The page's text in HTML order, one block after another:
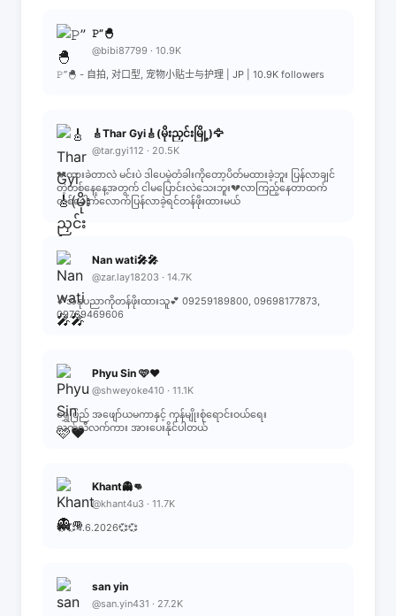
𝙿”🐣
@bibi87799 · 10.9K
𝙿”🐣 - 自拍, 对口型, 宠物小贴士与护理 | JP | 10.9K followers
🎸Thar Gyi🎸(မိုးညှင်းမြို့)🦅
@tar.gyi112 · 20.5K
💔ထားခဲတာလဲ မင်းပဲ ဒါပေမဲ့တံခါးကိုတော့ပိတ်မထားခဲ့ဘူး ပြန်လာချင်
တဲ့တစ်နေ့နေ့အတွက် ငါမပြောင်းလဲသေးဘူး💔လာကြည့်နေတာထက်
တစ်ခေါက်လောက်ပြန်လာခဲ့ရင်တန်ဖိုးထားမယ်
Nan wati🎤🎤
@zar.lay18203 · 14.7K
💕အနုပညာကိုတန်ဖိုးထားသူ💕 09259189800, 09698177873,
09769469606
Phyu Sin 🩷❤️
@shweyoke410 · 11.1K
ရွှေပြည် အဖျော်ယမကာနှင့် ကုန်မျိုးစုံရောင်းဝယ်ရေး
လက်လီလက်ကား အားပေးနိုင်ပါတယ်
Khant👻👊
@khant4u3 · 11.7K
💞💞4.6.2026💞💞
san yin
@san.yin431 · 27.2K